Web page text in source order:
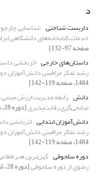
د
داربست شناختی شناسایی
خدمات کتابخانه‌های دانشگاهی
صفحه 97-132]
داستان‌های خارجی اثربخشی
رشد تفکر مراقبتی دانش‌­آموزان
1404، صفحه 119-142]
دانش رابطه مدیریت ارزش مبتنی
میانجی‌گری رقابت‌پذیری[دوره 28، شماره 2، 1404، صفحه 5-32]
دانش‌آموزان ابتدایی اثربخشی
رشد تفکر مراقبتی دانش‌­آموزان
1404، صفحه 119-142]
دوره سلجوقی کهن‌ترین هنر
رضوی از دوره سلجوقی[دوره 28، شماره 1، 1404، صفحه 193-213]